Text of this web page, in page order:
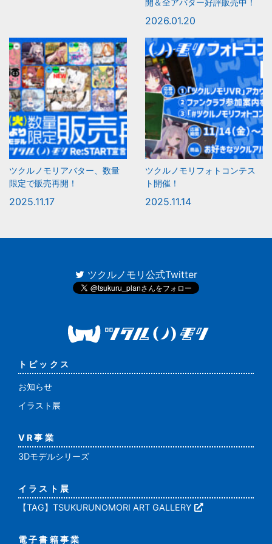
開＆全アバター好評販売中！
2026.01.20
ツクルノモリアバター、数量
限定で販売再開！
2025.11.17
ツクルノモリフォトコンテス
ト開催！
2025.11.14
トピックス
お知らせ
イラスト展
VR事業
3Dモデルシリーズ
イラスト展
【TAG】TSUKURUNOMORI ART GALLERY
電子書籍事業
ツクルノモリ公式Twitter